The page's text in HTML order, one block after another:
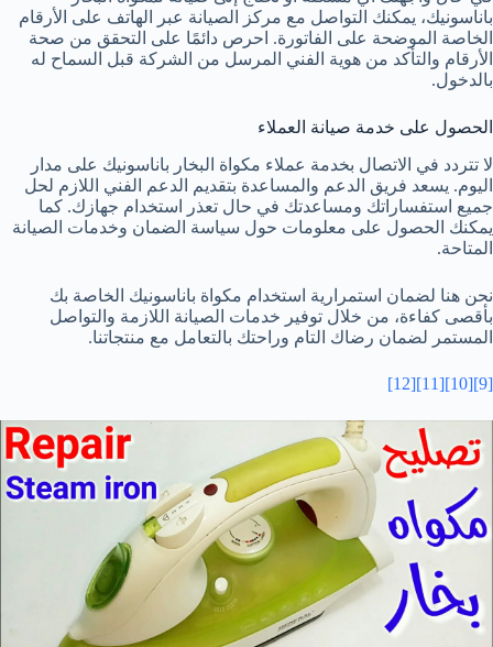
باناسونيك، يمكنك التواصل مع مركز الصيانة عبر الهاتف على الأرقام
الخاصة الموضحة على الفاتورة. احرص دائمًا على التحقق من صحة
الأرقام والتأكد من هوية الفني المرسل من الشركة قبل السماح له
بالدخول.
الحصول على خدمة صيانة العملاء
لا تتردد في الاتصال بخدمة عملاء مكواة البخار باناسونيك على مدار
اليوم. يسعد فريق الدعم والمساعدة بتقديم الدعم الفني اللازم لحل
جميع استفساراتك ومساعدتك في حال تعذر استخدام جهازك. كما
يمكنك الحصول على معلومات حول سياسة الضمان وخدمات الصيانة
المتاحة.
نحن هنا لضمان استمرارية استخدام مكواة باناسونيك الخاصة بك
بأقصى كفاءة، من خلال توفير خدمات الصيانة اللازمة والتواصل
المستمر لضمان رضاك التام وراحتك بالتعامل مع منتجاتنا.
[9]
[10]
[11]
[12]